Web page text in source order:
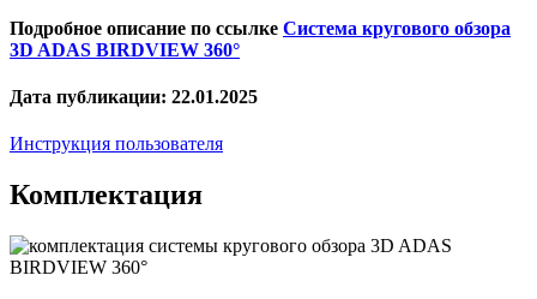
Подробное описание по ссылке Система кругового обзора
3D ADAS BIRDVIEW 360°
Дата публикации: 22.01.2025
Инструкция пользователя
Комплектация